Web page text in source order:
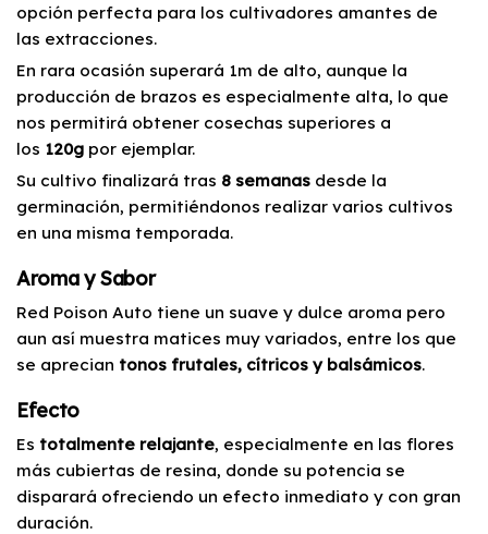
opción perfecta para los cultivadores amantes de
las extracciones.
En rara ocasión superará 1m de alto, aunque la
producción de brazos es especialmente alta, lo que
nos permitirá obtener cosechas superiores a
los 120g por ejemplar.
Su cultivo finalizará tras 8 semanas desde la
germinación, permitiéndonos realizar varios cultivos
en una misma temporada.
Aroma y Sabor
Red Poison Auto tiene un suave y dulce aroma pero
aun así muestra matices muy variados, entre los que
se aprecian tonos frutales, cítricos y balsámicos.
Efecto
Es totalmente relajante, especialmente en las flores
más cubiertas de resina, donde su potencia se
disparará ofreciendo un efecto inmediato y con gran
duración.